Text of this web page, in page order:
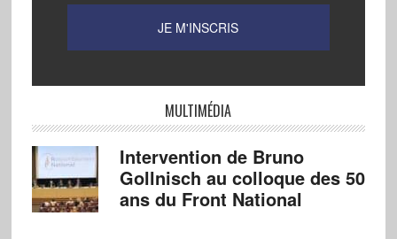
MULTIMÉDIA
Intervention de Bruno
Gollnisch au colloque des 50
ans du Front National